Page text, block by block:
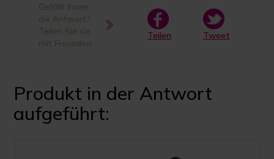
Gefällt Ihnen
die Antwort?
Teilen Sie sie
mit Freunden.
Teilen Tweet
Produkt in der Antwort
aufgeführt: